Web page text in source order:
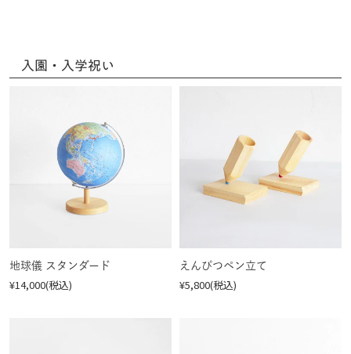
入園・入学祝い
地球儀 スタンダード
¥14,000(税込)
えんぴつペン立て
¥5,800(税込)